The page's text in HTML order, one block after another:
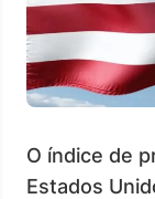
O índice de
Estados